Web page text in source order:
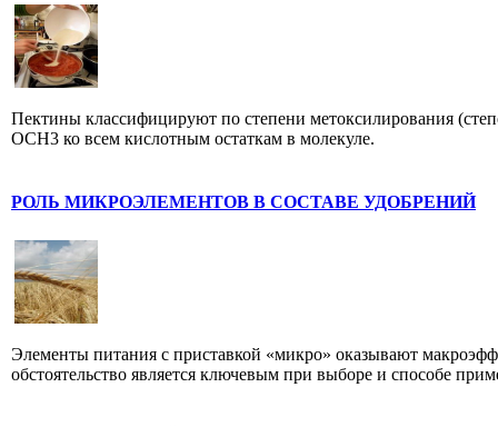
Пектины классифицируют по степени метоксилирования
ОСН3 ко всем кислотным остаткам в молекуле.
РОЛЬ МИКРОЭЛЕМЕНТОВ В СОСТАВЕ УДОБРЕНИЙ
Элементы питания с приставкой «микро» оказывают
обстоятельство является ключевым при выборе и способе